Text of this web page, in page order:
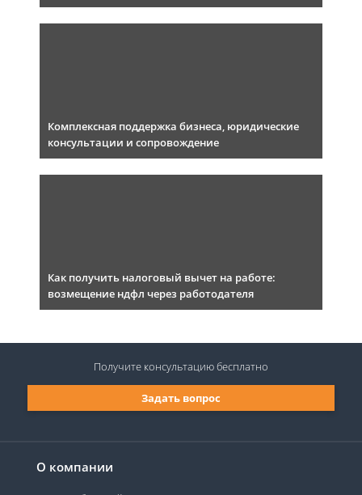
Комплексная поддержка бизнеса, юридические
консультации и сопровождение
Как получить налоговый вычет на работе:
возмещение ндфл через работодателя
О компании
Задать вопрос
Получите консультациюбесплатно